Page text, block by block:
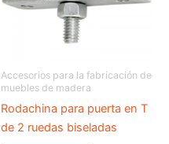
Accesorios para la fabricación de
muebles de madera
Rodachina para puerta en T
de 2 ruedas biseladas